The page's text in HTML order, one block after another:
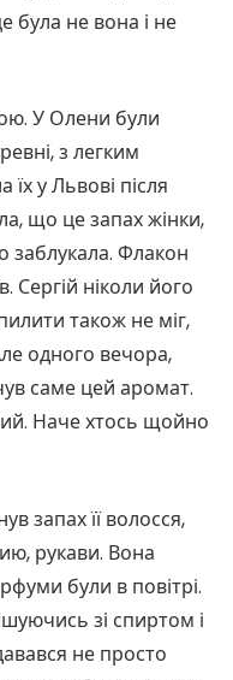
була не вона і не
У Олени були
з легким
у Львові після
що це запах жінки,
заблукала. Флакон
Сергій ніколи його
також не міг,
одного вечора,
саме цей аромат.
Наче хтось щойно
запах її волосся,
рукави. Вона
були в повітрі.
зі спиртом і
не просто